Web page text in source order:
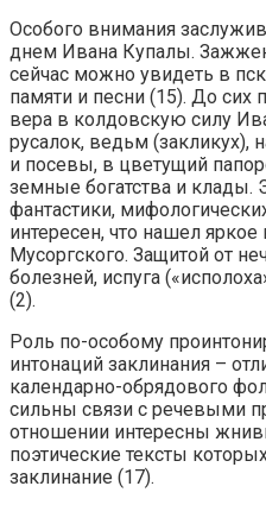
Особого внимания
днем Ивана Купалы.
сейчас можно увидеть в
памяти и песни (15). До сих
вера в колдовскую силу
русалок, ведьм (закликух),
и посевы, в цветущий
земные богатства и клады.
фантастики,
интересен, что нашел
Мусоргского. Защитой от
болезней, испуга
(2).
Роль по-особому
интонаций заклинания –
календарно-обрядового
сильны связи с речевыми
отношении интересны
поэтические тексты
заклинание (17).